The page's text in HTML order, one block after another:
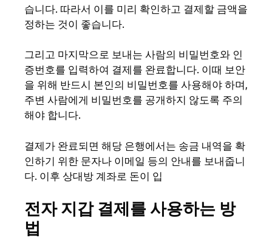
습니다. 따라서 이를 미리 확인하고 결제할 금액을
정하는 것이 좋습니다.
그리고 마지막으로 보내는 사람의 비밀번호와 인
증번호를 입력하여 결제를 완료합니다. 이때 보안
을 위해 반드시 본인의 비밀번호를 사용해야 하며,
주변 사람에게 비밀번호를 공개하지 않도록 주의
해야 합니다.
결제가 완료되면 해당 은행에서는 송금 내역을 확
인하기 위한 문자나 이메일 등의 안내를 보내줍니
다. 이후 상대방 계좌로 돈이 입
전자 지갑 결제를 사용하는 방
법